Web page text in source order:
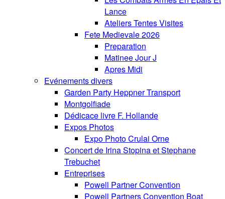
Lance
Ateliers Tentes Visites
Fete Medievale 2026
Preparation
Matinee Jour J
Apres Midi
Evénements divers
Garden Party Heppner Transport
Montgolfiade
Dédicace livre F. Hollande
Expos Photos
Expo Photo Crulai Orne
Concert de Irina Stopina et Stephane
Trebuchet
Entreprises
Powell Partner Convention
Powell Partners Convention Boat